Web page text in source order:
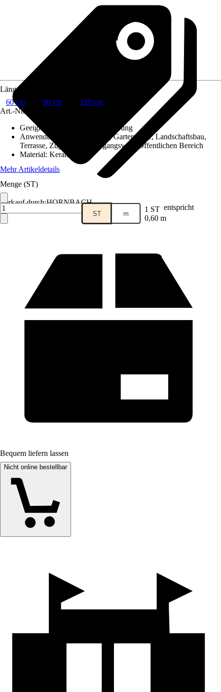
Verkauf durch:HORNBACH
Länge
60 cm
90 cm
120 cm
Art.-Nr.
Geeignet für
Einfassung, Sanierung
Anwendungsbereich
Garten, Gartenwege, Landschaftsbau,
Terrasse, Zugangsweg/Eingangsweg, Öffentlichen Bereich
Material: Keramik
Mehr Artikeldetails
Menge (ST)
ST m 1 ST entspricht
0,60 m
Bequem liefern lassen
Nicht online bestellbar